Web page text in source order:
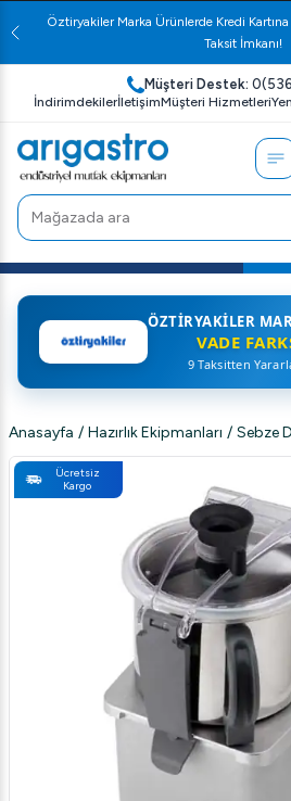
Öztiryakiler Marka Ürünlerde Kredi
Taksit İmkanı!
Müşteri Destek:
İndirimdekilerİletişimMüşteri Hizmetleri
ÖZTIRYAKILER
VADE
9 Taksitten
Anasayfa / Hazırlık Ekipmanları / Sebze
Ücretsiz
Kargo